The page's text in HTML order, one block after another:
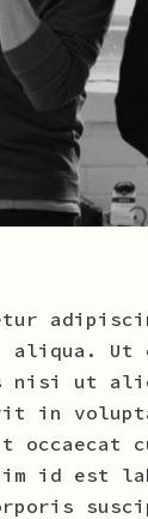
Ut
ut
in
est